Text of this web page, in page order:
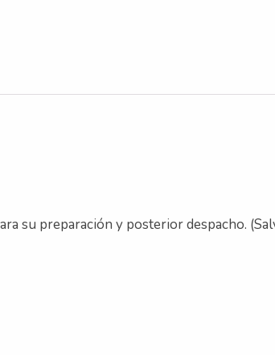
su preparación y posterior despacho.